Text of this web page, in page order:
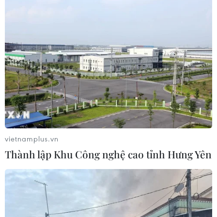
Sóc Trăng thiếu nguồn vật liệu thi
công
06/08/2026 02:33
Sắp thu phí thêm 5 dự án thành phần
cao tốc đoạn từ Quảng Ngãi-Nha
Trang
Hà Tĩnh nguy cơ sạt lở trên
nhiều tuyến giao thông trước mùa
vietnamplus.vn
Thành lập Khu Công nghệ cao tỉnh Hưng Yên